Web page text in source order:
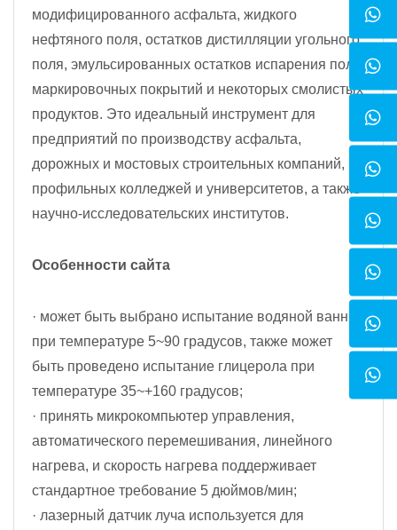
модифицированного асфальта, жидкого
нефтяного поля, остатков дистилляции угольного
поля, эмульсированных остатков испарения поля,
маркировочных покрытий и некоторых смолистых
продуктов. Это идеальный инструмент для
предприятий по производству асфальта,
дорожных и мостовых строительных компаний,
профильных колледжей и университетов, а также
научно-исследовательских институтов.
Особенности сайта
· может быть выбрано испытание водяной ванны
при температуре 5~90 градусов, также может
быть проведено испытание глицерола при
температуре 35~+160 градусов;
· принять микрокомпьютер управления,
автоматического перемешивания, линейного
нагрева, и скорость нагрева поддерживает
стандартное требование 5 дюймов/мин;
· лазерный датчик луча используется для